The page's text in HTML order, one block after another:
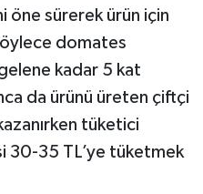
sürerek ürün için
domates
kadar 5 kat
da ürünü üreten çiftçi
tüketici
35 TL’ye tüketmek